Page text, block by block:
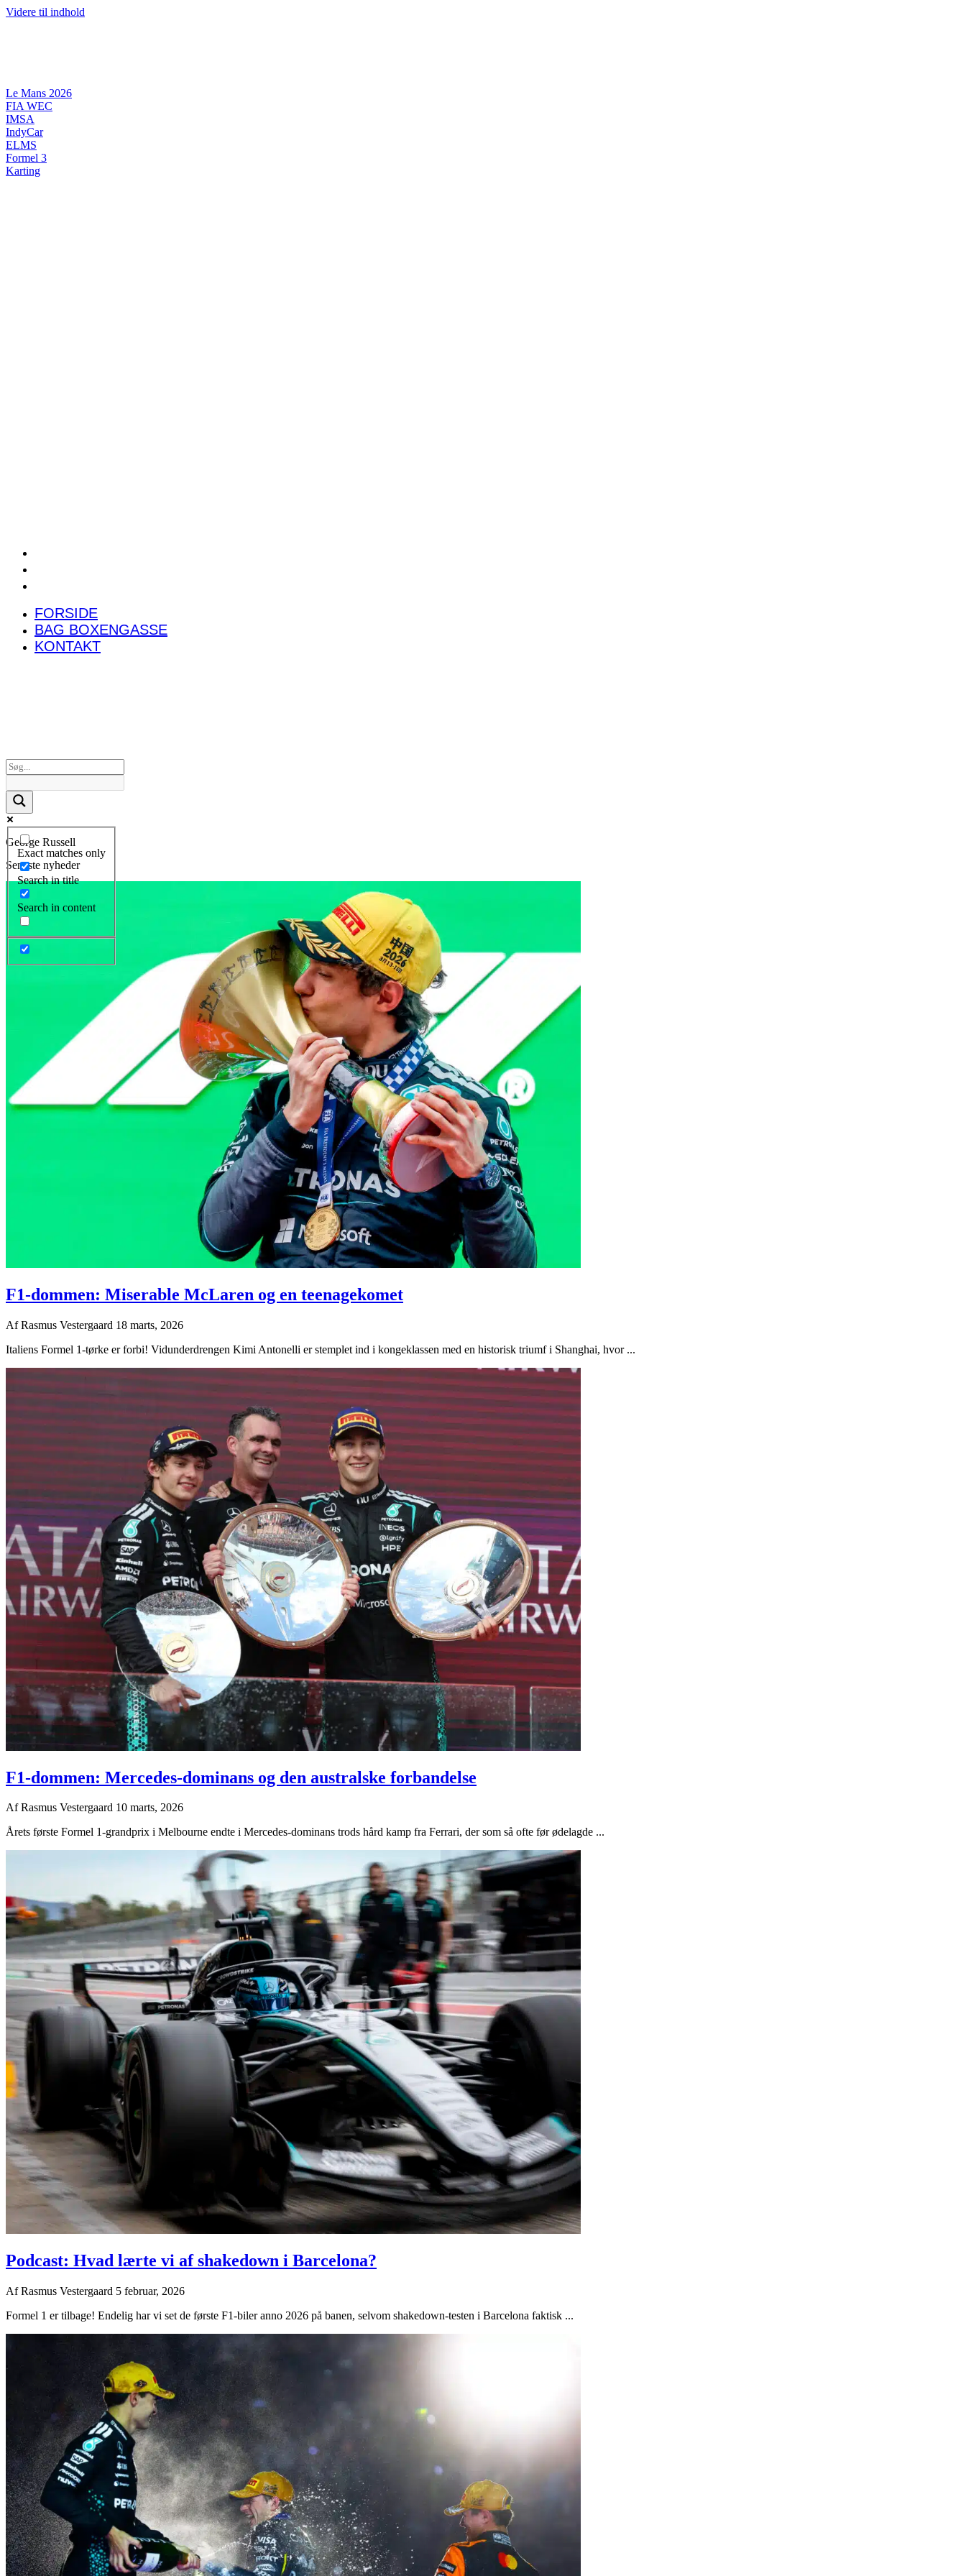
Videre til indhold
Le Mans 2026
FIA WEC
IMSA
IndyCar
ELMS
Formel 3
Karting
FORSIDE
BAG BOXENGASSE
KONTAKT
Exact matches only
Search in title
Search in content
George Russell
Seneste nyheder
F1-dommen: Miserable McLaren og en teenagekomet
AfRasmus Vestergaard 18 marts, 2026
Italiens Formel 1-tørke er forbi! Vidunderdrengen Kimi Antonelli er stemplet ind i kongeklassen med en historisk triumf i Shanghai, hvor ...
F1-dommen: Mercedes-dominans og den australske forbandelse
AfRasmus Vestergaard 10 marts, 2026
Årets første Formel 1-grandprix i Melbourne endte i Mercedes-dominans trods hård kamp fra Ferrari, der som så ofte før ødelagde ...
Podcast: Hvad lærte vi af shakedown i Barcelona?
AfRasmus Vestergaard 5 februar, 2026
Formel 1 er tilbage! Endelig har vi set de første F1-biler anno 2026 på banen, selvom shakedown-testen i Barcelona faktisk ...